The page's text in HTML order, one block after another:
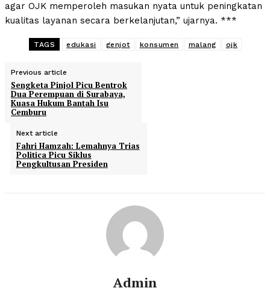
agar OJK memperoleh masukan nyata untuk peningkatan
kualitas layanan secara berkelanjutan,” ujarnya. ***
TAGS edukasi genjot konsumen malang ojk
Previous article
Sengketa Pinjol Picu Bentrok
Dua Perempuan di Surabaya,
Kuasa Hukum Bantah Isu
Cemburu
Next article
Fahri Hamzah: Lemahnya Trias
Politica Picu Siklus
Pengkultusan Presiden
Admin